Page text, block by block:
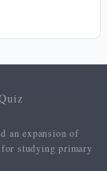
an expansion of
for studying primary